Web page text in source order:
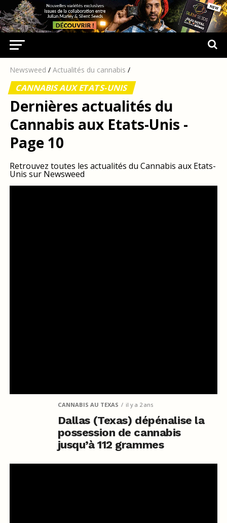
Newsweed / Actualités du cannabis /
CANNABIS AUX ETATS-UNIS
Dernières actualités du
Cannabis aux Etats-Unis -
Page 10
Retrouvez toutes les actualités du Cannabis aux Etats-
Unis sur Newsweed
CANNABIS AU TEXAS il y a 2 ans
Dallas (Texas) dépénalise la
possession de cannabis
jusqu’à 112 grammes